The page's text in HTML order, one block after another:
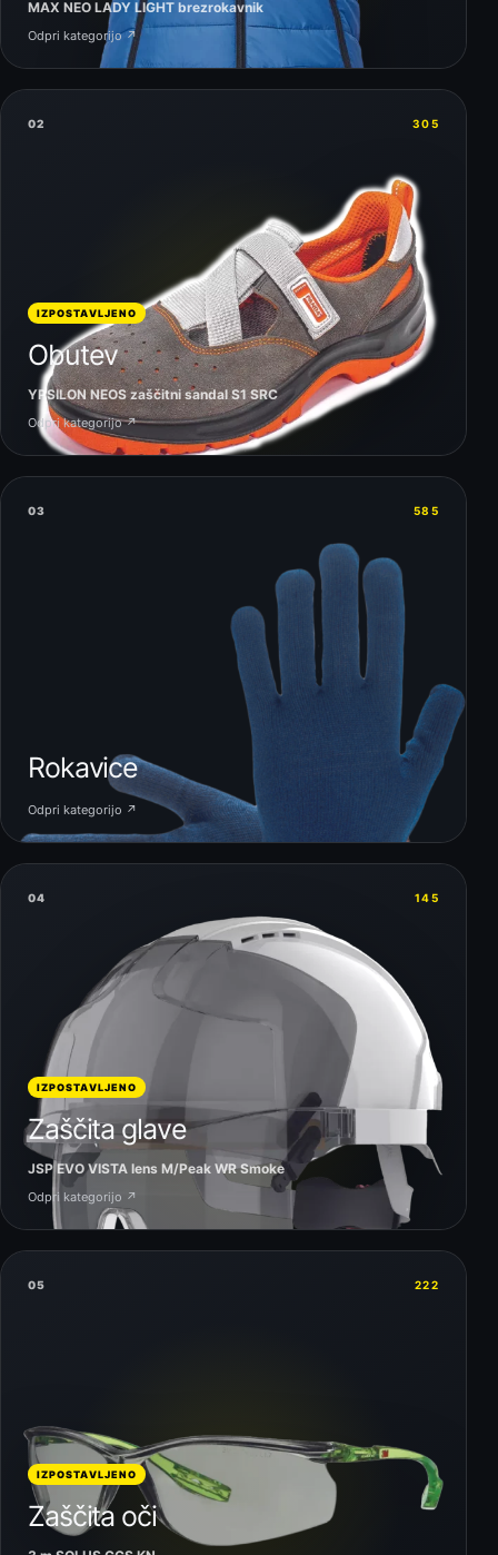
MAX NEO LADY LIGHT brezrokavnik
Odpri kategorijo ↗
02 305
IZPOSTAVLJENO
Obutev
YPSILON NEOS zaščitni sandal S1 SRC
Odpri kategorijo ↗
03 585
Rokavice
Odpri kategorijo ↗
04 145
IZPOSTAVLJENO
Zaščita glave
JSP EVO VISTA lens M/Peak WR Smoke
Odpri kategorijo ↗
05 222
IZPOSTAVLJENO
Zaščita oči